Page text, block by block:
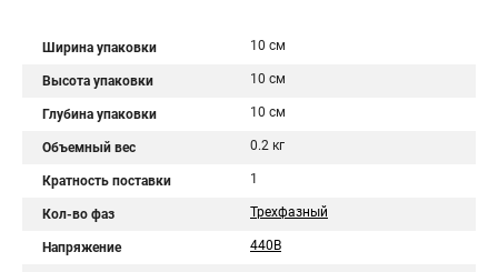
Ширина упаковки 10 см
Высота упаковки 10 см
Глубина упаковки 10 см
Объемный вес 0.2 кг
Кратность поставки 1
Кол-во фаз Трехфазный
Напряжение 440В